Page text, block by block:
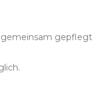
gemeinsam gepflegt